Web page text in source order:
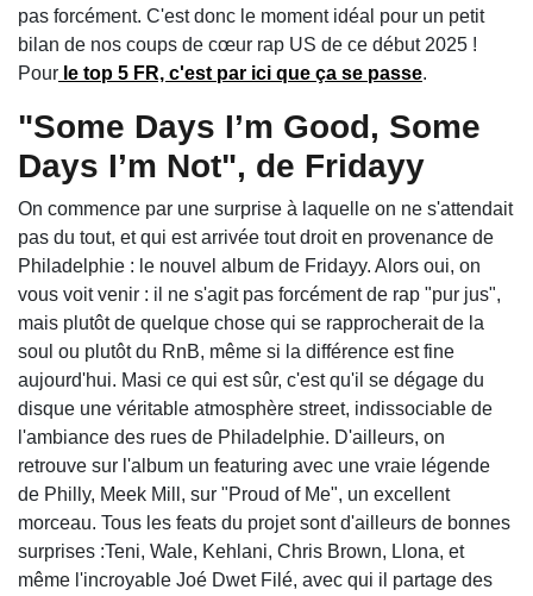
pas forcément. C'est donc le moment idéal pour un petit
bilan de nos coups de cœur rap US de ce début 2025 !
Pour le top 5 FR, c'est par ici que ça se passe.
"Some Days I’m Good, Some
Days I’m Not", de Fridayy
On commence par une surprise à laquelle on ne s'attendait
pas du tout, et qui est arrivée tout droit en provenance de
Philadelphie : le nouvel album de Fridayy. Alors oui, on
vous voit venir : il ne s'agit pas forcément de rap "pur jus",
mais plutôt de quelque chose qui se rapprocherait de la
soul ou plutôt du RnB, même si la différence est fine
aujourd'hui. Masi ce qui est sûr, c'est qu'il se dégage du
disque une véritable atmosphère street, indissociable de
l'ambiance des rues de Philadelphie. D'ailleurs, on
retrouve sur l'album un featuring avec une vraie légende
de Philly, Meek Mill, sur "Proud of Me", un excellent
morceau. Tous les feats du projet sont d'ailleurs de bonnes
surprises :Teni, Wale, Kehlani, Chris Brown, Llona, et
même l'incroyable Joé Dwet Filé, avec qui il partage des